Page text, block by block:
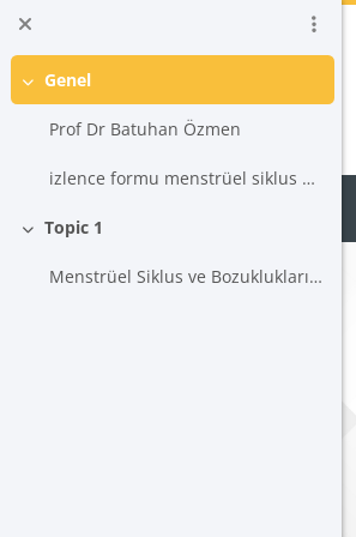
Ana içeriğe git
Daralt
Genel
Prof Dr Batuhan Özmen
izlence formu menstrüel siklus bozuklukları
Daralt
Topic 1
Menstrüel Siklus ve Bozuklukları batuhan ozmen